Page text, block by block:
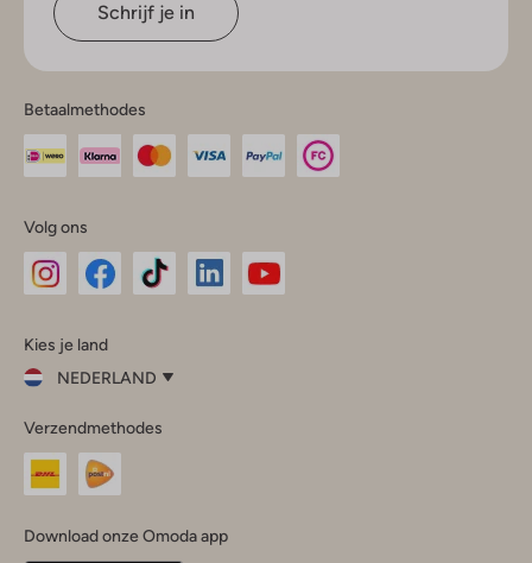
Schrijf je in
Betaalmethodes
Volg ons
InstagramFacebook
Kies je land
NEDERLAND
je
land
Nederland
Belgique(Français)
Verzendmethodes
Download onze Omoda app